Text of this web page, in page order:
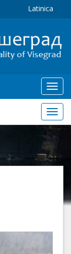
Latinica
мени